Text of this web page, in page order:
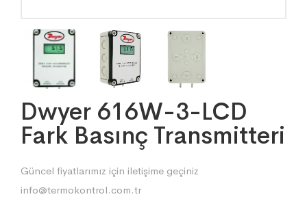
Dwyer 616W-3-LCD
Fark Basınç Transmitteri
Güncel fiyatlarımız için iletişime geçiniz
info@termokontrol.com.tr